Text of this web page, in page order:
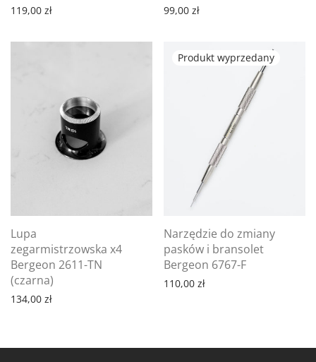
119,00 zł 99,00 zł
Lupa
zegarmistrzowska x4
Bergeon 2611-TN
(czarna)
134,00 zł
Narzędzie do zmiany
pasków i bransolet
Bergeon 6767-F
110,00 zł